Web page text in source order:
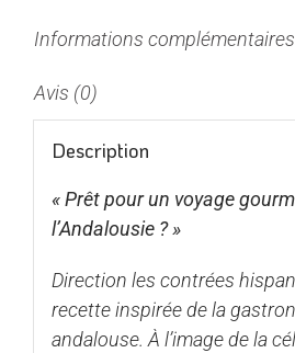
Informations complémentaires
Avis (0)
Description
« Prêt pour un voyage
l’Andalousie ? »
Direction les contrées
recette inspirée de la
andalouse. À l’image de la